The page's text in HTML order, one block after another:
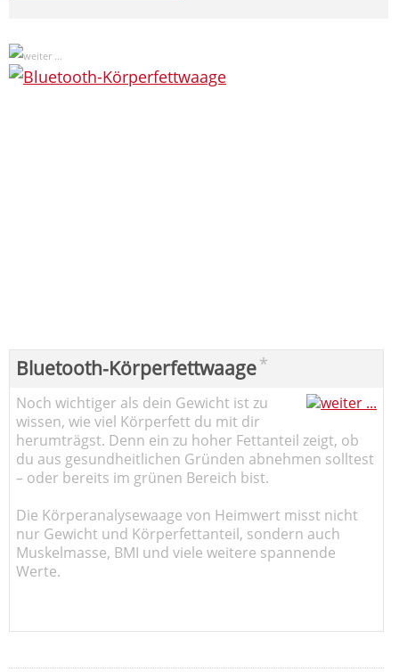
Bluetooth-Körperfettwaage*
Noch wichtiger als dein Gewicht ist zu
wissen, wie viel Körperfett du mit dir
herumträgst. Denn ein zu hoher Fettanteil zeigt, ob
du aus gesundheitlichen Gründen abnehmen solltest
– oder bereits im grünen Bereich bist.
Die Körperanalysewaage von Heimwert misst nicht
nur Gewicht und Körperfettanteil, sondern auch
Muskelmasse, BMI und viele weitere spannende
Werte.